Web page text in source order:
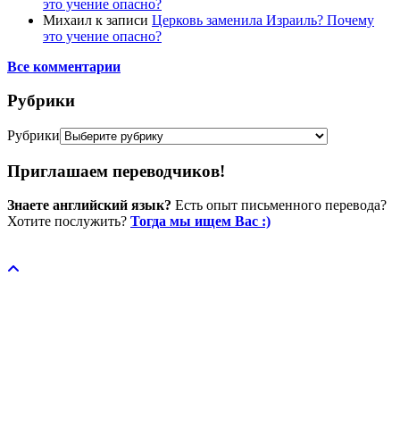
это учение опасно?
Михаил к записи Церковь заменила Израиль? Почему
это учение опасно?
Все комментарии
Рубрики
Рубрики
Приглашаем переводчиков!
Знаете английский язык? Есть опыт письменного перевода?
Хотите послужить? Тогда мы ищем Вас :)